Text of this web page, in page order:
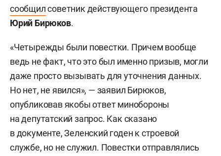
сообщилсоветник действующего президента
Юрий Бирюков.
«Четырежды были повестки. Причем вообще
ведь не факт, что это был именно призыв, могли
даже просто вызывать для уточнения данных.
Но нет, не явился», — заявил Бирюков,
опубликовав якобы ответ минобороны
на депутатский запрос. Как сказано
в документе, Зеленский годен к строевой
службе, но не служил. Повестки отправлялись